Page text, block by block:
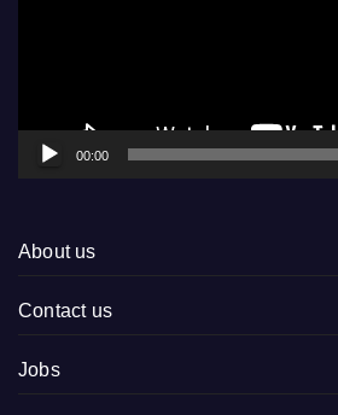
00:00
About us
Contact us
Jobs